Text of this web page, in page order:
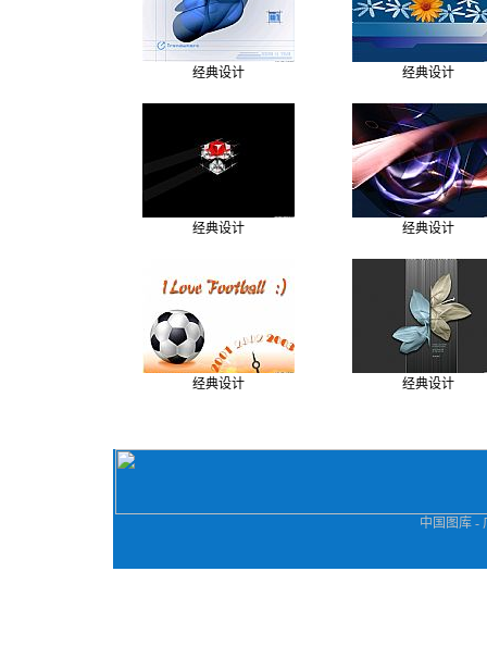
经典设计 经典设计
经典设计 经典设计
经典设计 经典设计